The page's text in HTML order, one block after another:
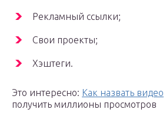
Рекламный ссылки;
Свои проекты;
Хэштеги.
Это интересно: Как назвать видео
получить миллионы просмотров